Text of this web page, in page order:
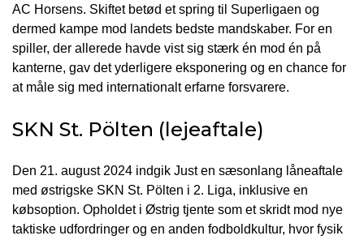
AC Horsens. Skiftet betød et spring til Superligaen og
dermed kampe mod landets bedste mandskaber. For en
spiller, der allerede havde vist sig stærk én mod én på
kanterne, gav det yderligere eksponering og en chance for
at måle sig med internationalt erfarne forsvarere.
SKN St. Pölten (lejeaftale)
Den 21. august 2024 indgik Just en sæsonlang låneaftale
med østrigske SKN St. Pölten i 2. Liga, inklusive en
købsoption. Opholdet i Østrig tjente som et skridt mod nye
taktiske udfordringer og en anden fodboldkultur, hvor fysik